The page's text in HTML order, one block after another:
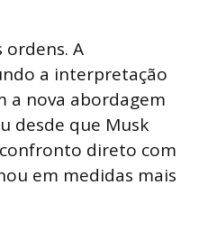
ordens. A
a interpretação
a nova abordagem
desde que Musk
direto com
em medidas mais